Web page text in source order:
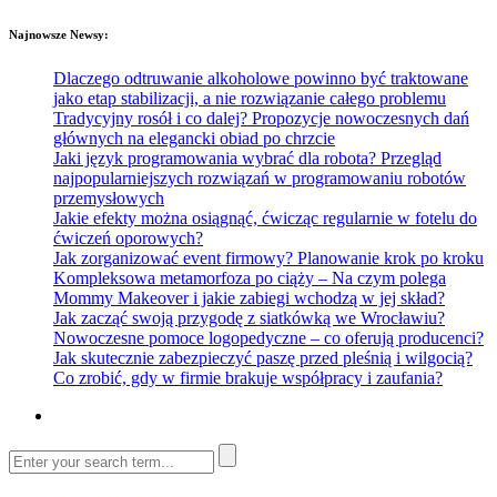
Najnowsze Newsy:
Dlaczego odtruwanie alkoholowe powinno być traktowane
jako etap stabilizacji, a nie rozwiązanie całego problemu
Tradycyjny rosół i co dalej? Propozycje nowoczesnych dań
głównych na elegancki obiad po chrzcie
Jaki język programowania wybrać dla robota? Przegląd
najpopularniejszych rozwiązań w programowaniu robotów
przemysłowych
Jakie efekty można osiągnąć, ćwicząc regularnie w fotelu do
ćwiczeń oporowych?
Jak zorganizować event firmowy? Planowanie krok po kroku
Kompleksowa metamorfoza po ciąży – Na czym polega
Mommy Makeover i jakie zabiegi wchodzą w jej skład?
Jak zacząć swoją przygodę z siatkówką we Wrocławiu?
Nowoczesne pomoce logopedyczne – co oferują producenci?
Jak skutecznie zabezpieczyć paszę przed pleśnią i wilgocią?
Co zrobić, gdy w firmie brakuje współpracy i zaufania?